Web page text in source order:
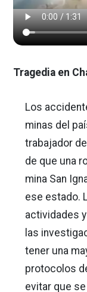
Tragedia en
Los
minas del
trabajador
de que una
mina San
ese estado.
actividades
las
tener una
protocolos
evitar que